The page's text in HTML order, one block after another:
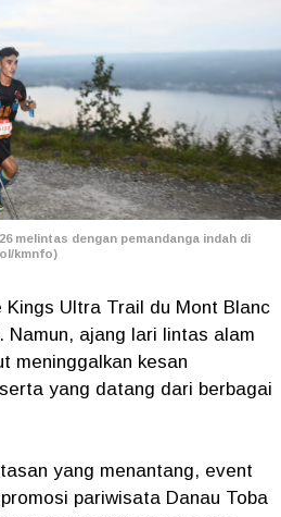
melintas dengan pemandanga indah di
kmnfo)
Kings Ultra Trail du Mont Blanc
Namun, ajang lari lintas alam
meninggalkan kesan
yang datang dari berbagai
yang menantang, event
pariwisata Danau Toba